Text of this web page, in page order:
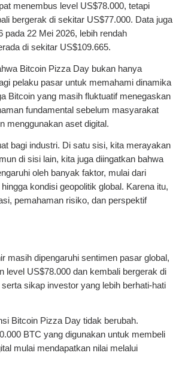
menembus level US$78.000, tetapi
bergerak di sekitar US$77.000. Data juga
pada 22 Mei 2026, lebih rendah
di sekitar US$109.665.
Bitcoin Pizza Day bukan hanya
pelaku pasar untuk memahami dinamika
Bitcoin yang masih fluktuatif menegaskan
fundamental sebelum masyarakat
menggunakan aset digital.
bagi industri. Di satu sisi, kita merayakan
di sisi lain, kita juga diingatkan bahwa
oleh banyak faktor, mulai dari
kondisi geopolitik global. Karena itu,
pemahaman risiko, dan perspektif
masih dipengaruhi sentimen pasar global,
level US$78.000 dan kembali bergerak di
sikap investor yang lebih berhati-hati
Bitcoin Pizza Day tidak berubah.
BTC yang digunakan untuk membeli
mulai mendapatkan nilai melalui